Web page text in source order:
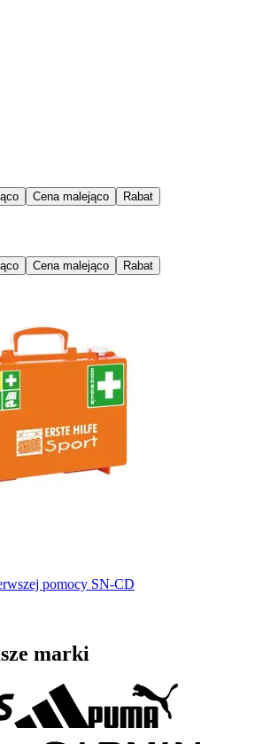
Cena malejąco Rabat
Cena malejąco Rabat
pomocy SN-CD
marki